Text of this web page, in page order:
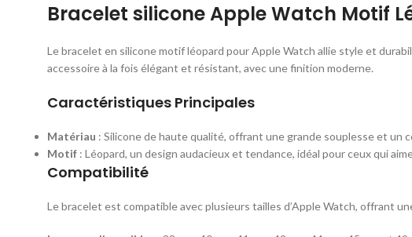
Bracelet silicone Apple Watch Motif
Le bracelet en silicone motif léopard pour Apple Watch allie style et
accessoire à la fois élégant et résistant, avec une finition moderne.
Caractéristiques Principales
Matériau : Silicone de haute qualité, offrant une grande souplesse et un
Motif : Léopard, un design audacieux et tendance, idéal pour ceux qui
Compatibilité
Le bracelet est compatible avec plusieurs tailles d’Apple Watch, offrant